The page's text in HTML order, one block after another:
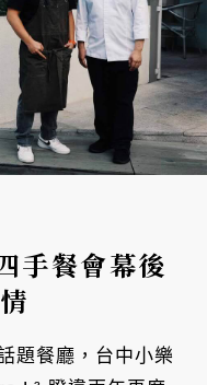
手餐會幕後
題餐廳，台中小樂